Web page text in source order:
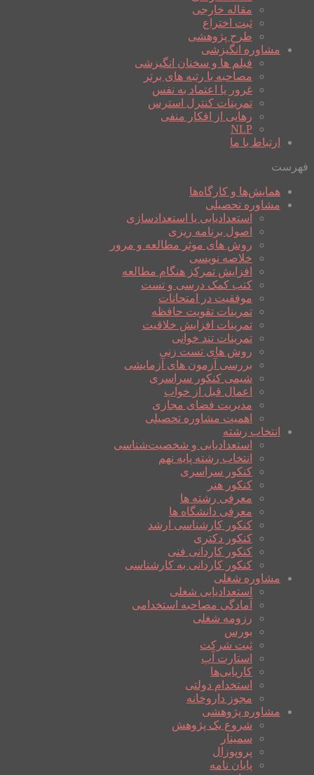
مقاله خارجی
ثبت اختراع
طرح پژوهشی
مشاوره انگیزشی
فیلم ها و سخنان انگیزشی
مصاحبه با رتبه های برتر
غرور یا اعتماد به نفس
تمرینات کنترل استرس
رهایی از افکار منفی
NLP
ارتباط با ما
فهرست
همایش‌ها و کارگاه‌ها
مشاوره تحصیلی
استعدادیابی یا استعدادسازی
اصول برنامه ریزی
روش های موثر مطالعه و مرور
خلاصه نویسی
افزایش تمرکز هنگام مطالعه
کتب کمک درسی و تست
موفقیت در امتحانات
تمرینات تقویت حافظه
تمرینات افزایش خلاقیت
تمرینات تند خوانی
روش های تست زنی
بررسی آزمون های آزمایشی
شیمی کنکور سراسری
اعمال قبل از خواب
مدیریت فضای مجازی
اهمیت مشاوره تحصیلی
انتخاب رشته
استعدادیابی و شخصیت‌شناسی
انتخاب رشته پایه نهم
کنکور سراسری
کنکور هنر
معرفی رشته ها
معرفی دانشگاه ها
کنکور کارشناسی ارشد
کنکور دکتری
کنکور کاردانی فنی
کنکور کاردانی به کارشناسی
مشاوره شغلی
استعدادیابی شغلی
آمادگی مصاحبه استخدامی
رزومه شغلی
بورس
ثبت شرکت
استارت آپ
کاریابی‌ها
استخدام دولتی
مجوز داروخانه
مشاوره پژوهشی
شروع یک پژوهش
سمینار
پروپوزال
پایان نامه